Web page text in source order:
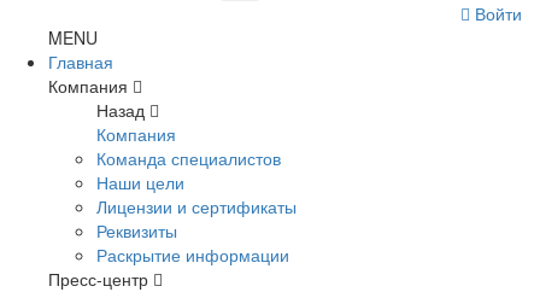
Войти
MENU
Главная
Компания
Назад
Компания
Команда специалистов
Наши цели
Лицензии и сертификаты
Реквизиты
Раскрытие информации
Пресс-центр